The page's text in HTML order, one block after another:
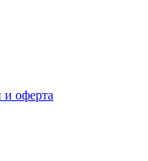
оферта